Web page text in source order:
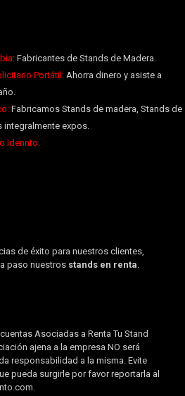
Fabricantes de Stands de Madera.
Portátil:Ahorra dinero y asiste a
Fabricamos Stands de madera, Stands de
integralmente expos.
Idennto.
de éxito para nuestros clientes,
paso nuestros stands en renta.
Asociadas a Renta Tu Stand
ajena a la empresa NO será
responsabilidad a la misma. Evite
pueda surgirle por favor reportarla al